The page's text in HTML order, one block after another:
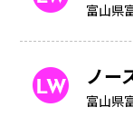
富山県
ノー
富山県